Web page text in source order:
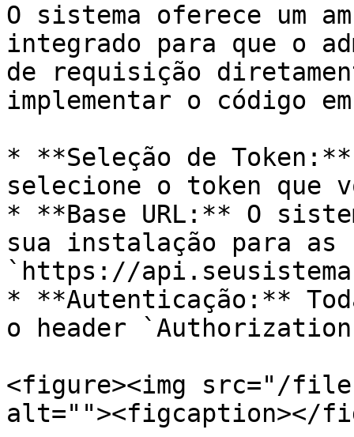
O sistema oferece um
integrado para que o
de requisição
implementar o código
* **Seleção de Token:**
selecione o token que
* **Base URL:** O
sua instalação para as
`https://
* **Autenticação:**
o header
<figure><img src="/files/
alt=""><figcaption></